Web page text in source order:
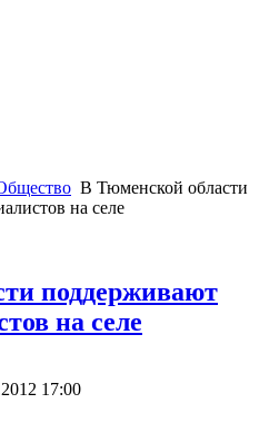
В Тюменской области
на селе
поддерживают
на селе
17:00